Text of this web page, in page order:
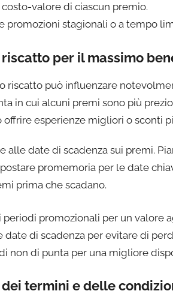
valore di ciascun premio.
promozioni stagionali o a tempo
per il massimo
riscatto può influenzare
in cui alcuni premi sono più
esperienze migliori o sconti
alle date di scadenza sui premi.
promemoria per le date
prima che scadano.
periodi promozionali per un valore
date di scadenza per evitare di
non di punta per una migliore
termini e delle